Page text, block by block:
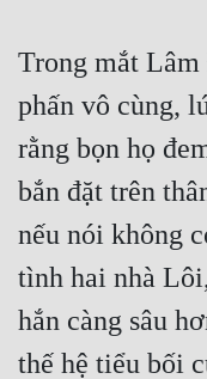
Trong mắt
phấn vô cùng,
rằng bọn họ
bắn đặt trên
nếu nói không
tình hai nhà
hắn càng sâu
thế hệ tiểu bối